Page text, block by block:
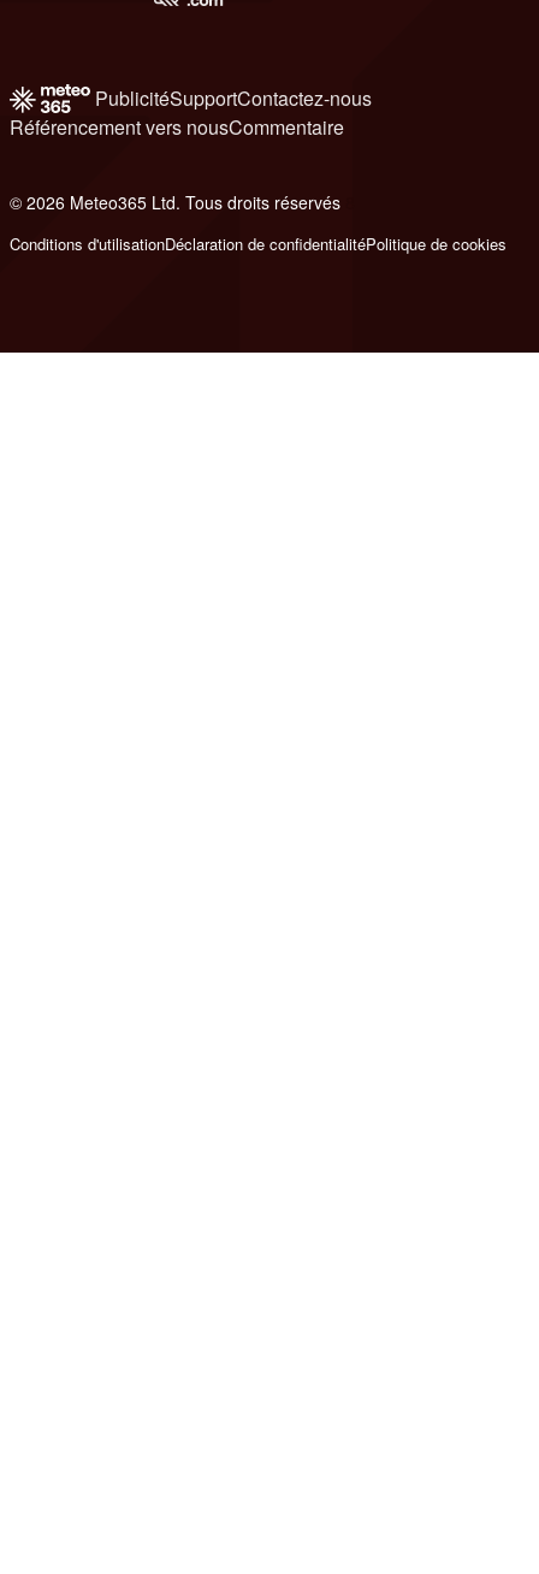
PublicitéSupportContactez-nous
Référencement vers nousCommentaire
© 2026 Meteo365 Ltd. Tous droits réservés
Conditions d'utilisationDéclaration de confidentialitéPolitique de cookies